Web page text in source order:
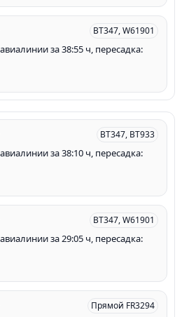
BT347, W61901
за 38:55 ч, пересадка:
BT347, BT933
за 38:10 ч, пересадка:
BT347, W61901
за 29:05 ч, пересадка:
Прямой FR3294